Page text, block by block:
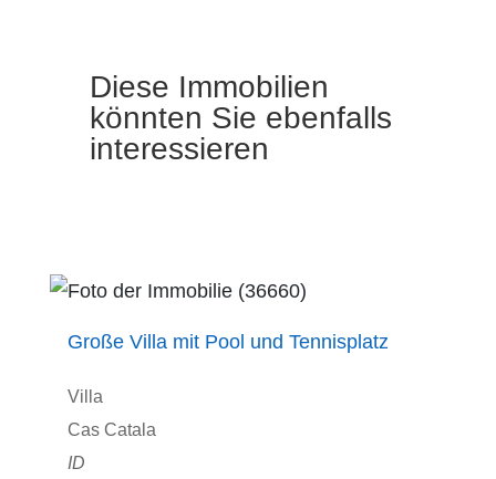
Diese Immobilien
könnten Sie ebenfalls
interessieren
Große Villa mit Pool und Tennisplatz
Villa
Cas Catala